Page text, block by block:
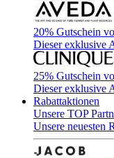
20% Gutschein
Dieser exklusive
25% Gutschein
Dieser exklusive
Rabattaktionen
Unsere TOP
Unsere neuesten